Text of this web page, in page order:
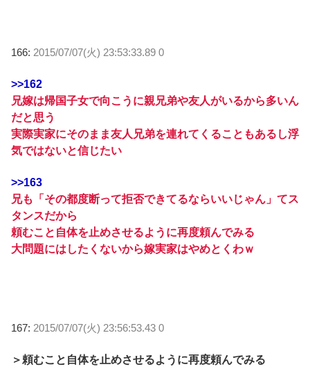
166: 2015/07/07(火) 23:53:33.89 0
>>162
兄嫁は帰国子女で向こうに親兄弟や友人がいるから多いん
だと思う
実際実家にそのまま友人兄弟を連れてくることもあるし浮
気ではないと信じたい
>>163
兄も「その都度断って拒否できてるならいいじゃん」てス
タンスだから
頼むこと自体を止めさせるように再度頼んでみる
大問題にはしたくないから嫁実家はやめとくわｗ
167: 2015/07/07(火) 23:56:53.43 0
＞頼むこと自体を止めさせるように再度頼んでみる